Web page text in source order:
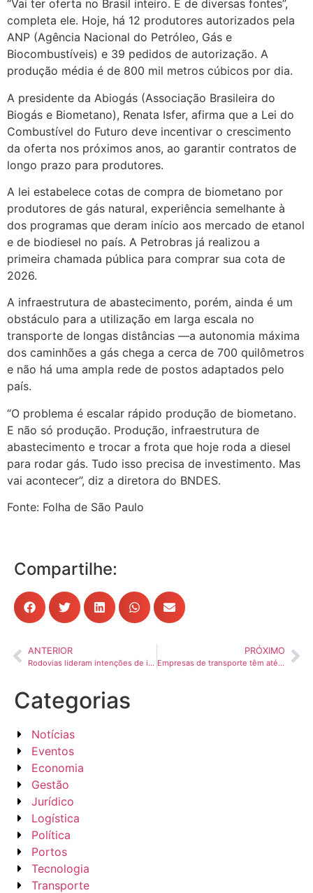
“Vai ter oferta no Brasil inteiro. E de diversas fontes”,
completa ele. Hoje, há 12 produtores autorizados pela
ANP (Agência Nacional do Petróleo, Gás e
Biocombustíveis) e 39 pedidos de autorização. A
produção média é de 800 mil metros cúbicos por dia.
A presidente da Abiogás (Associação Brasileira do
Biogás e Biometano), Renata Isfer, afirma que a Lei do
Combustível do Futuro deve incentivar o crescimento
da oferta nos próximos anos, ao garantir contratos de
longo prazo para produtores.
A lei estabelece cotas de compra de biometano por
produtores de gás natural, experiência semelhante à
dos programas que deram início aos mercado de etanol
e de biodiesel no país. A Petrobras já realizou a
primeira chamada pública para comprar sua cota de
2026.
A infraestrutura de abastecimento, porém, ainda é um
obstáculo para a utilização em larga escala no
transporte de longas distâncias —a autonomia máxima
dos caminhões a gás chega a cerca de 700 quilômetros
e não há uma ampla rede de postos adaptados pelo
país.
“O problema é escalar rápido produção de biometano.
E não só produção. Produção, infraestrutura de
abastecimento e trocar a frota que hoje roda a diesel
para rodar gás. Tudo isso precisa de investimento. Mas
vai acontecer”, diz a diretora do BNDES.
Fonte: Folha de São Paulo
Compartilhe:
ANTERIOR
Rodovias lideram intenções de investimento em infraestrutura até 2028
PRÓXIMO
Empresas de transporte têm até 31 de julho para se inscreverem no PremiAR
Categorias
Notícias
Eventos
Economia
Gestão
Jurídico
Logística
Política
Portos
Tecnologia
Transporte